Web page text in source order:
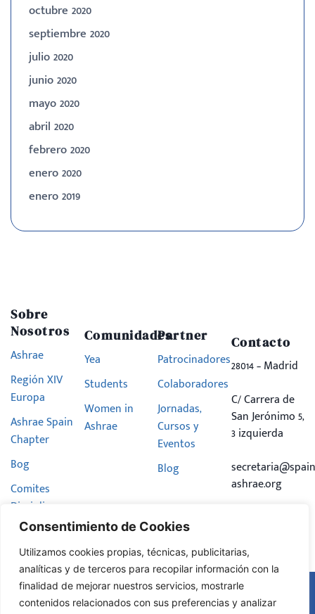
Consentimiento de Cookies
Utilizamos cookies propias, técnicas, publicitarias,
analíticas y de terceros para recopilar información con la
finalidad de mejorar nuestros servicios, mostrarle
contenidos relacionados con sus preferencias y analizar
octubre 2020
septiembre 2020
julio 2020
junio 2020
mayo 2020
abril 2020
febrero 2020
enero 2020
enero 2019
Sobre
Nosotros
Ashrae
Región XIV
Europa
Ashrae Spain
Chapter
Bog
Comites
Disciplinares
Hazte
Miembro
Comunidades
Yea
Students
Women in
Ashrae
Partner
Patrocinadores
Colaboradores
Jornadas,
Cursos y
Eventos
Blog
Contacto
28014 – Madrid
C/ Carrera de
San Jerónimo 5,
3 izquierda
ashrae.org
Aviso Legal